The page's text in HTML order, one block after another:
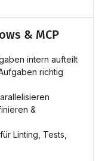
& MCP
intern aufteilt
richtig
&
Linting, Tests,